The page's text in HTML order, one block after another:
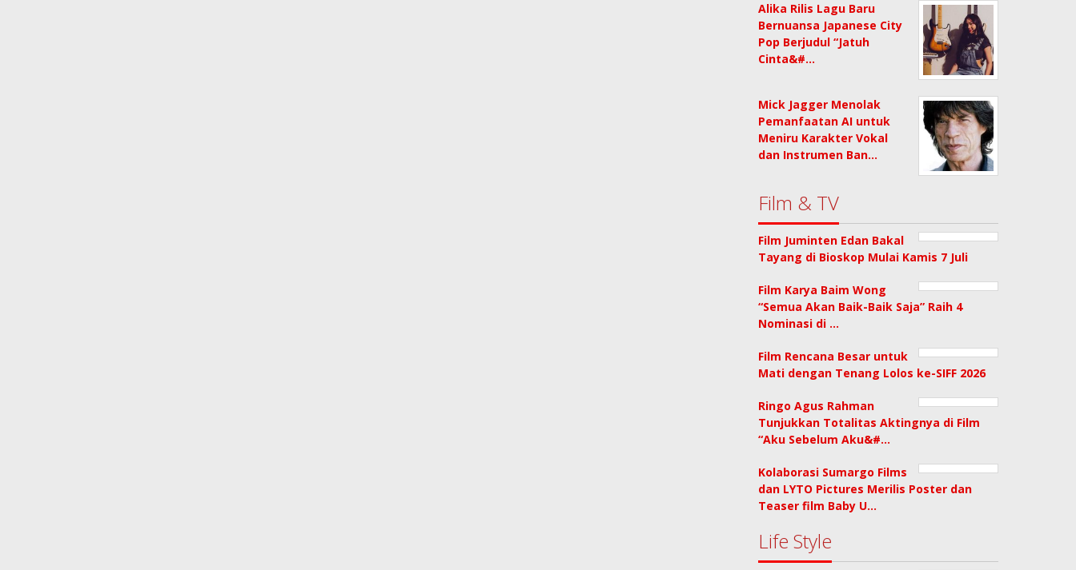
Alika Rilis Lagu Baru
Bernuansa Japanese City
Pop Berjudul “Jatuh
Cinta&#…
Mick Jagger Menolak
Pemanfaatan AI untuk
Meniru Karakter Vokal
dan Instrumen Ban…
Film & TV
Film Juminten Edan Bakal
Tayang di Bioskop Mulai Kamis 7 Juli
Film Karya Baim Wong
“Semua Akan Baik-Baik Saja” Raih 4
Nominasi di …
Film Rencana Besar untuk
Mati dengan Tenang Lolos ke-SIFF 2026
Ringo Agus Rahman
Tunjukkan Totalitas Aktingnya di Film
“Aku Sebelum Aku&#…
Kolaborasi Sumargo Films
dan LYTO Pictures Merilis Poster dan
Teaser film Baby U…
Life Style